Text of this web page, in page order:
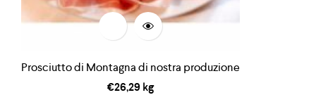
Prosciutto di Montagna di nostra produzione
€26,29 kg